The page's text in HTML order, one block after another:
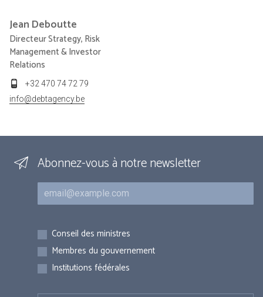
Jean Deboutte
Directeur Strategy, Risk
Management & Investor
Relations
+32 470 74 72 79
info@debtagency.be
Abonnez-vous à notre newsletter
Courriel
Inscriptions
Conseil des ministres
Membres du gouvernement
Institutions fédérales